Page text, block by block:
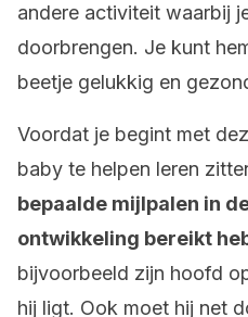
andere activiteit waarbij
doorbrengen. Je kunt
beetje gelukkig en
Voordat je begint met
baby te helpen leren
bepaalde mijlpalen in
ontwikkeling bereikt
bijvoorbeeld zijn hoofd
hij ligt. Ook moet hij net